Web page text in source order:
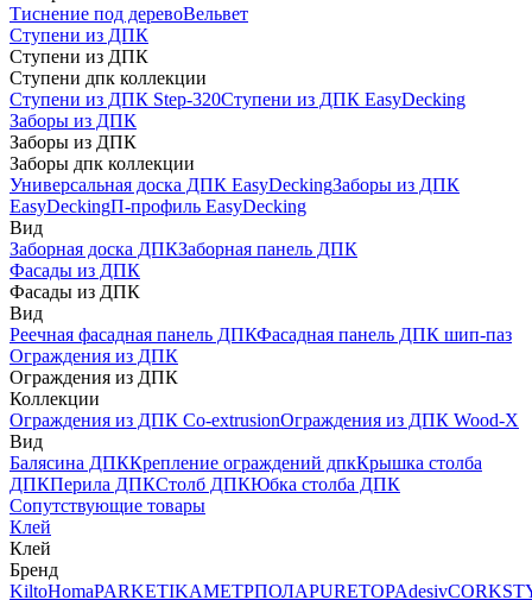
Тиснение под деревоВельвет
Ступени из ДПК
Ступени из ДПК
Ступени дпк коллекции
Ступени из ДПК Step-320Ступени из ДПК EasyDecking
Заборы из ДПК
Заборы из ДПК
Заборы дпк коллекции
Универсальная доска ДПК EasyDeckingЗаборы из ДПК
EasyDeckingП-профиль EasyDecking
Вид
Заборная доска ДПКЗаборная панель ДПК
Фасады из ДПК
Фасады из ДПК
Вид
Реечная фасадная панель ДПКФасадная панель ДПК шип-паз
Ограждения из ДПК
Ограждения из ДПК
Коллекции
Ограждения из ДПК Co-extrusionОграждения из ДПК Wood-X
Вид
Балясина ДПККрепление ограждений дпкКрышка столба
ДПКПерила ДПКСтолб ДПКЮбка столба ДПК
Сопутствующие товары
Клей
Клей
Бренд
KiltoHomaPARKETIKAМЕТРПОЛАPURETOPAdesiv